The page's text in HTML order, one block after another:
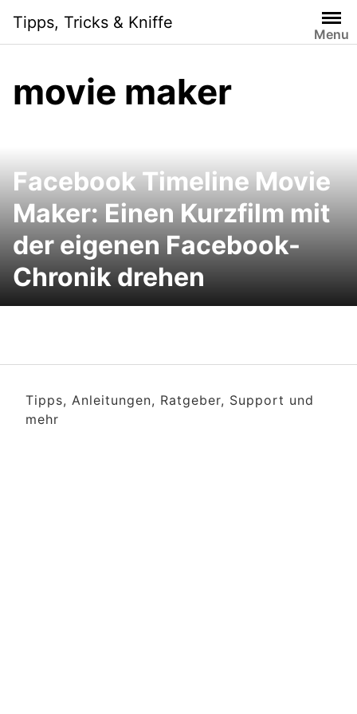
content
Tipps, Tricks & Kniffe
Menu
movie maker
Facebook Timeline Movie
Maker: Einen Kurzfilm mit
der eigenen Facebook-
Chronik drehen
Tipps, Anleitungen, Ratgeber, Support und
mehr